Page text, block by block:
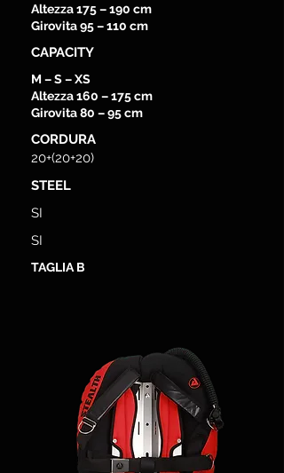
Altezza 175 – 190 cm
Girovita 95 – 110 cm
CAPACITY
M – S – XS
Altezza 160 – 175 cm
Girovita 80 – 95 cm
CORDURA
20+(20+20)
STEEL
SI
SI
TAGLIA B